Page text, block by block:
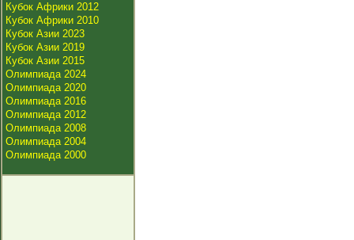
Кубок Африки 2012
Кубок Африки 2010
Кубок Азии 2023
Кубок Азии 2019
Кубок Азии 2015
Олимпиада 2024
Олимпиада 2020
Олимпиада 2016
Олимпиада 2012
Олимпиада 2008
Олимпиада 2004
Олимпиада 2000